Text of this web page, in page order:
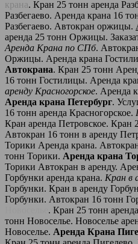
крана. Кран 25 тонн аренда
Разбегаево. Аренда крана 16
Разбегаево. Автокран оржицы.
аренда 25 тонн Оржицы.
Аренда Крана по СПб.
Оржицы. Аренда крана
Автокрана. Кран 25 тонн
16 тонн Гостилицы. Аренда
аренду Красногорское. Аренда
Аренда крана Петербург.
16 тонн аренда Красногорское.
Кран аренда Петровское. Кран
Автокран 16 тонн в аренду
Торики Аренда крана.
тонн Торики. Аренда крана
Торики Автокран в аренду.
Горбунки аренда крана. Кран в
Горбунки. Кран в аренду
Горбунки. Автокран 16 тонн
. Кран 25 тонн
тонн Новоселье. Новоселье
Новоселье. Аренда Крана